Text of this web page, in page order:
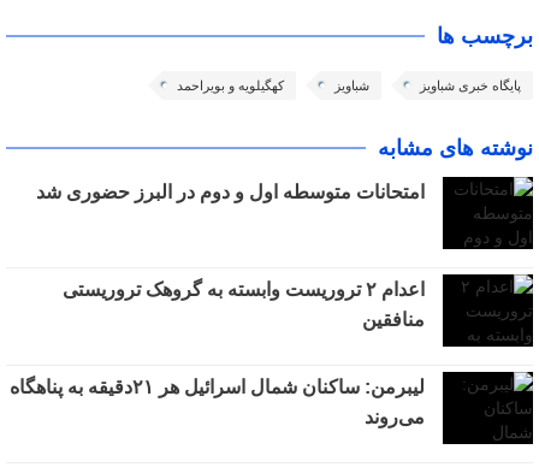
برچسب ها
پایگاه خبری شباویز شباویز کهگیلویه و بویراحمد
نوشته های مشابه
امتحانات متوسطه اول و دوم در البرز حضوری شد
اعدام ۲ تروریست وابسته به گروهک تروریستی
منافقین
لیبرمن: ساکنان شمال اسرائیل هر ۲۱دقیقه به پناهگاه
می‌روند